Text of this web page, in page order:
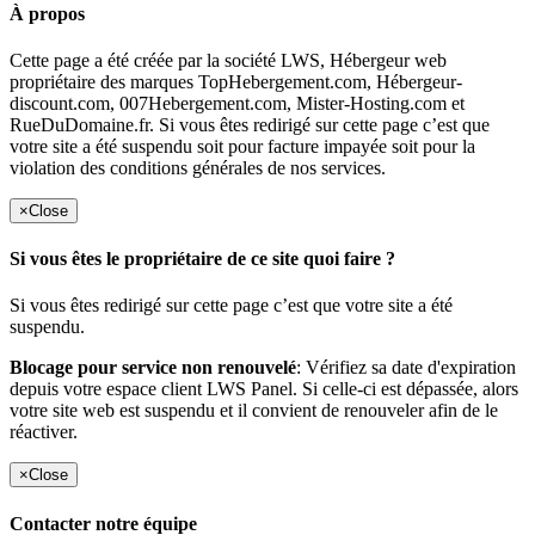
À propos
Cette page a été créée par la société LWS, Hébergeur web
propriétaire des marques TopHebergement.com, Hébergeur-
discount.com, 007Hebergement.com, Mister-Hosting.com et
RueDuDomaine.fr. Si vous êtes redirigé sur cette page c’est que
votre site a été suspendu soit pour facture impayée soit pour la
violation des conditions générales de nos services.
×Close
Si vous êtes le propriétaire de ce site quoi faire ?
Si vous êtes redirigé sur cette page c’est que votre site a été
suspendu.
Blocage pour service non renouvelé: Vérifiez sa date d'expiration
depuis votre espace client LWS Panel. Si celle-ci est dépassée, alors
votre site web est suspendu et il convient de renouveler afin de le
réactiver.
×Close
Contacter notre équipe